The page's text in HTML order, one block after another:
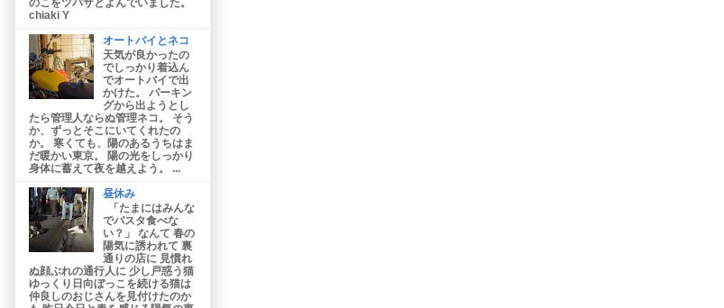
chiaki Y
オートバイとネコ
天気が良かったの
でしっかり着込ん
でオートバイで出
かけた。 パーキン
グから出ようとし
たら管理人ならぬ管理ネコ。 そう
か、ずっとそこにいてくれたの
か。 寒くても、陽のあるうちはま
だ暖かい東京。 陽の光をしっかり
身体に蓄えて夜を越えよう。 ...
昼休み
「たまにはみんな
でパスタ食べな
い？」 なんて 春の
陽気に誘われて 裏
通りの店に 見慣れ
ぬ顔ぶれの通行人に 少し戸惑う猫
ゆっくり日向ぼっこを続ける猫は
仲良しのおじさんを見付けたのか